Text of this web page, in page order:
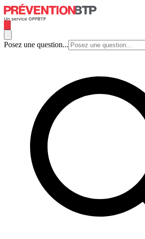
Posez une question...